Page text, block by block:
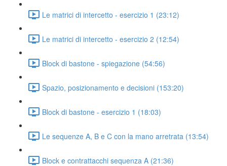
Le matrici di intercetto - esercizio 1 (23:12)
Le matrici di intercetto - esercizio 2 (12:54)
Block di bastone - spiegazione (54:56)
Spazio, posizionamento e decisioni (153:20)
Block di bastone - esercizio 1 (18:03)
Le sequenze A, B e C con la mano arretrata (13:54)
Block e contrattacchi sequenza A (21:36)